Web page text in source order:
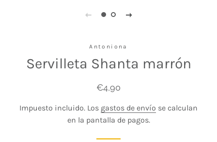
Antoniona
Servilleta Shanta marrón
Precio
Precio
venta
€4,90
Impuesto incluido. Los gastos de envío se calculan
en la pantalla de pagos.